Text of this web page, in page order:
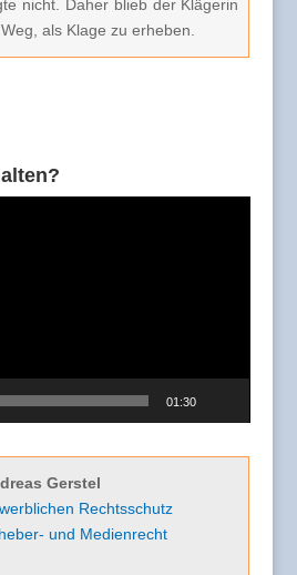
nicht. Daher blieb der Klägerin
als Klage zu erheben.
01:30
Gerstel
Rechtsschutz
und Medienrecht